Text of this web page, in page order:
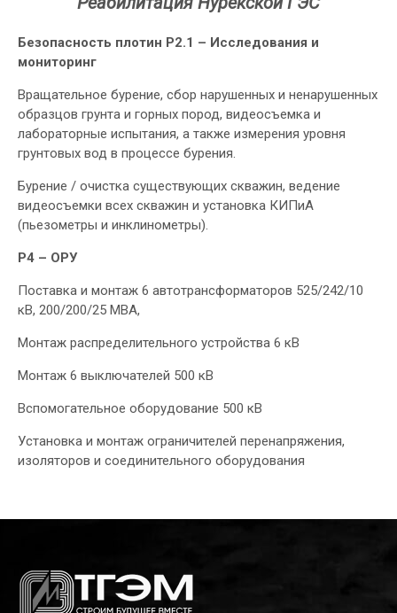
Безопасность плотин P2.1 – Исследования и
мониторинг
Вращательное бурение, сбор нарушенных и ненарушенных
образцов грунта и горных пород, видеосъемка и
лабораторные испытания, а также измерения уровня
грунтовых вод в процессе бурения.
Бурение / очистка существующих скважин, ведение
видеосъемки всех скважин и установка КИПиА
(пьезометры и инклинометры).
P4 – ОРУ
Поставка и монтаж 6 автотрансформаторов 525/242/10
кВ, 200/200/25 МВА,
Монтаж распределительного устройства 6 кВ
Монтаж 6 выключателей 500 кВ
Вспомогательное оборудование 500 кВ
Установка и монтаж ограничителей перенапряжения,
изоляторов и соединительного оборудования